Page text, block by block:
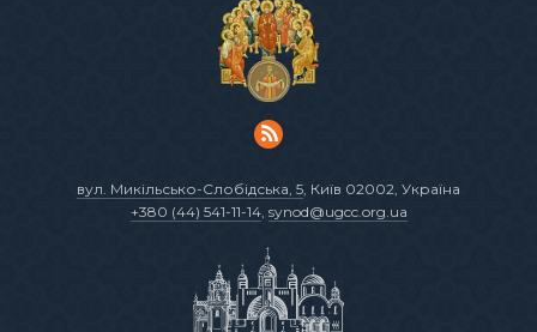
вул. Микільсько-Слобідська, 5 , Київ 02002, Україна
+380 (44) 541-11-14, synod@ugcc.org.ua